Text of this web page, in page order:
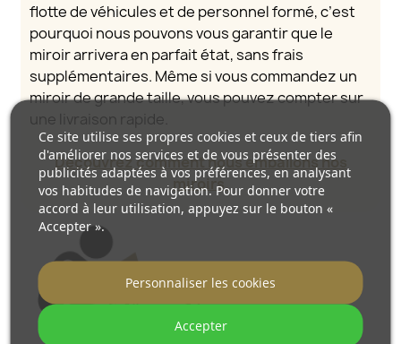
flotte de véhicules et de personnel formé, c’est
pourquoi nous pouvons vous garantir que le
miroir arrivera en parfait état, sans frais
supplémentaires. Même si vous commandez un
miroir de grande taille, vous pouvez compter sur
une livraison rapide.
Découvrez comment nous emballons nos
miroirs.
Ce site utilise ses propres cookies et ceux de tiers afin
d'améliorer nos services et de vous présenter des
publicités adaptées à vos préférences, en analysant
vos habitudes de navigation. Pour donner votre
accord à leur utilisation, appuyez sur le bouton «
Accepter ».
Personnaliser les cookies
Accepter